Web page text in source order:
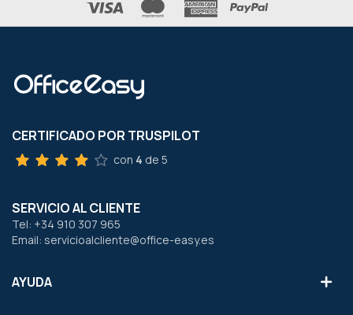
CERTIFICADO POR TRUSPILOT
con 4 de 5
SERVICIO AL CLIENTE
Tel: +34 910 307 965
Email: servicioalcliente@office-easy.es
AYUDA